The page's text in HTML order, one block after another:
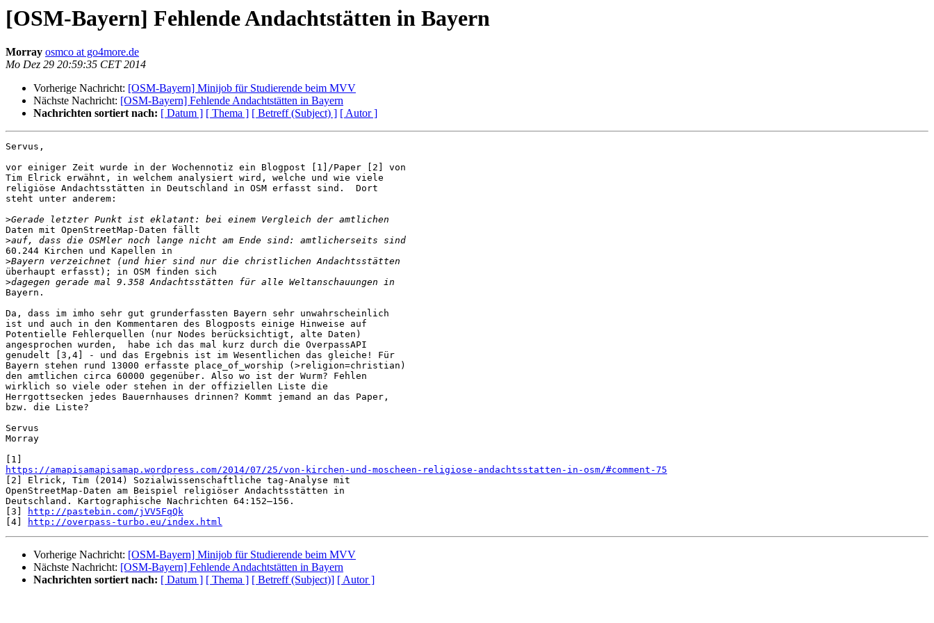
[OSM-Bayern] Fehlende Andachtstätten in Bayern
Morray osmco at go4more.de
Mo Dez 29 20:59:35 CET 2014
Vorherige Nachricht: [OSM-Bayern] Minijob für Studierende beim MVV
Nächste Nachricht: [OSM-Bayern] Fehlende Andachtstätten in Bayern
Nachrichten sortiert nach: [ Datum ] [ Thema ] [ Betreff (Subject) ] [ Autor ]
Servus,
vor einiger Zeit wurde in der Wochennotiz ein Blogpost [1]/Paper [2] von
Tim Elrick erwähnt, in welchem analysiert wird, welche und wie viele
religiöse Andachtsstätten in Deutschland in OSM erfasst sind.  Dort
steht unter anderem:
>
Daten mit OpenStreetMap-Daten fällt
>
60.244 Kirchen und Kapellen in
>
überhaupt erfasst); in OSM finden sich
>
Bayern.
Da, dass im imho sehr gut grunderfassten Bayern sehr unwahrscheinlich
ist und auch in den Kommentaren des Blogposts einige Hinweise auf
Potentielle Fehlerquellen (nur Nodes berücksichtigt, alte Daten)
angesprochen wurden,  habe ich das mal kurz durch die OverpassAPI
genudelt [3,4] - und das Ergebnis ist im Wesentlichen das gleiche! Für
Bayern stehen rund 13000 erfasste place_of_worship (>religion=christian)
den amtlichen circa 60000 gegenüber. Also wo ist der Wurm? Fehlen
wirklich so viele oder stehen in der offiziellen Liste die
Herrgottsecken jedes Bauernhauses drinnen? Kommt jemand an das Paper,
bzw. die Liste?
Servus
Morray
https://amapisamapisamap.wordpress.com/2014/07/25/von-kirchen-und-moscheen-religiose-andachtsstatten-in-osm/#comment-75
[2] Elrick, Tim (2014) Sozialwissenschaftliche tag-Analyse mit
OpenStreetMap-Daten am Beispiel religiöser Andachtsstätten in
Deutschland. Kartographische Nachrichten 64:152–156.
[3]
http://pastebin.com/jVV5FqQk
[4]
http://overpass-turbo.eu/index.html
Vorherige Nachricht: [OSM-Bayern] Minijob für Studierende beim MVV
Nächste Nachricht: [OSM-Bayern] Fehlende Andachtstätten in Bayern
Nachrichten sortiert nach: [ Datum ] [ Thema ] [ Betreff (Subject)] [ Autor ]